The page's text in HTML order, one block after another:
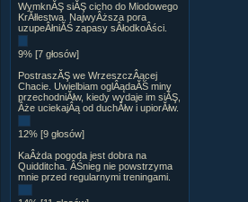
WymknĂŞ siĂŞ cicho do Miodowego
KrĂłlestwa. NajwyÂższa pora
uzupeÂłniĂŚ zapasy sÂłodkoÂści.
9% [7 głosów]
PostraszĂŞ we WrzeszczÂącej
Chacie. Uwielbiam oglÂądaĂŚ miny
przechodniĂłw, kiedy wydaje im siĂŞ,
Âże uciekajÂą od duchĂłw i upiorĂłw.
12% [9 głosów]
KaÂżda pogoda jest dobra na
Quidditcha. ÂŚnieg nie powstrzyma
mnie przed regularnymi treningami.